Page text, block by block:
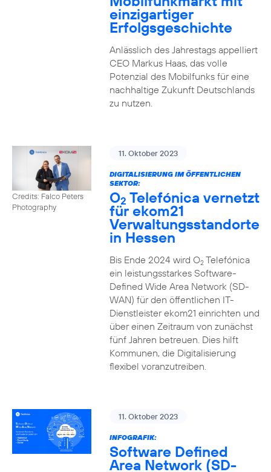
einzigartiger
Erfolgsgeschichte
Anlässlich des Jahrestags appelliert
CEO Markus Haas, das volle
Potenzial des Mobilfunks für eine
nachhaltige Zukunft Deutschlands
zu nutzen.
Credits: Falco Peters
Photography
11. Oktober 2023
DIGITALISIERUNG IM ÖFFENTLICHEN
SEKTOR:
O2 Telefónica vernetzt
für ekom21
Verwaltungsstandorte
in Hessen
Bis Ende 2024 wird O2Telefónica
ein leistungsstarkes Software-
Defined Wide Area Network (SD-
WAN) für den öffentlichen IT-
Dienstleister ekom21 einrichten und
über einen Zeitraum von zunächst
fünf Jahren betreuen. Dies hilft
Kommunen, die Digitalisierung
flexibel voranzutreiben.
11. Oktober 2023
INFOGRAFIK:
Software Defined
Area Network (SD-